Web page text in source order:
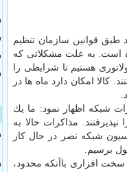
طبق قوانین سازمان تنظیم
نامه ای انجام می شود كه ۱۲ سال پیش تصویب شده است. به علت مشكلاتی كه
هستیم تا شرایطی را
كالا امكان دارد ماه ها در
شبكه اظهار نمود: ما یك
مذاكرات حالا به
شبكه نصر در حال كار
برسیم.
سخت افزاری باآنكه محدود،